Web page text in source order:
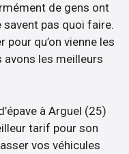
de gens ont
pas quoi faire.
pour qu’on vienne les
avons les meilleurs
à Arguel (25)
tarif pour son
vos véhicules